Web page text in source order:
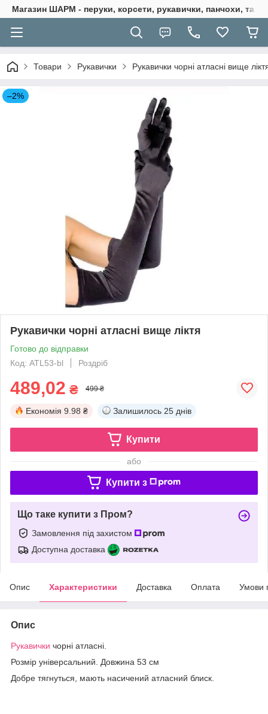
Магазин ШАРМ - перуки, корсети, рукавички, панчохи, та
Товари Рукавички Рукавички чорні атласні вище
–2%
Рукавички чорні атласні вище ліктя
Готово до відправки
Код: ATL53-bl
Роздріб
489,02 ₴ 499 ₴
Економія 9.98 ₴ Залишилось 25 днів
Купити
або
Купити з
Що таке купити з Пром?
Замовлення під захистом
Доступна доставка
Опис Характеристики Доставка Оплата Умови
Опис
Рукавички чорні атласні.
Розмір універсальний. Довжина 53 см
Добре тягнуться, мають насичений атласний блиск.